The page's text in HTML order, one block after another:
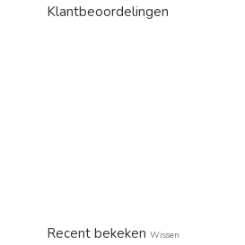
Klantbeoordelingen
Recent bekeken Wissen